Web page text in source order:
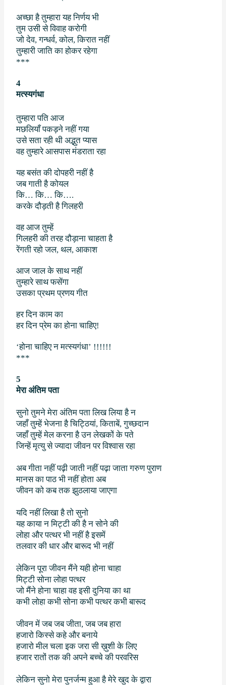
अच्छा है तुम्हारा यह निर्णय भी
तुम उसी से विवाह करोगी
जो देव,गन्धर्व,कोल,किरात नहीं
तुम्हारी जाति का होकर रहेगा
***
4
मत्स्यगंधा
तुम्हारा पति आज
मछलियाँ पकड़ने नहीं गया
उसे सता रही थी अद्भुत प्यास
वह तुम्हारे आसपास मंडराता रहा
यह बसंत की दोपहरी नहीं है
जब गाती है कोयल
कि… कि… कि….
करके दौड़ती है गिलहरी
वह आज तुम्हें
गिलहरी की तरह दौड़ाना चाहता है
रेंगती रहो जल,थल,आकाश
आज जाल के साथ नहीं
तुम्हारे साथ फसेंगा
उसका प्रथम प्रणय गीत
हर दिन काम का
हर दिन प्रेम का होना चाहिए!
‘होना चाहिए न मत्स्यगंधा’ !!!!!!
***
5
मेरा अंतिम पता
सुनो तुमने मेरा अंतिम पता लिख लिया है न
जहाँ तुम्हें भेजना है चिट्ठियां,किताबें,गुच्छदान
जहाँ तुम्हें मेल करना है उन लेखकों के पते
जिन्हें मृत्यु से ज्यादा जीवन पर विश्वास रहा
अब गीता नहीं पढ़ी जाती नहीं पढ़ा जाता गरुण पुराण
मानस का पाठ भी नहीं होता अब
जीवन को कब तक झुठलाया जाएगा
यदि नहीं लिखा है तो सुनो
यह काया न मिट्टी की है न सोने की
लोहा और पत्थर भी नहीं है इसमें
तलवार की धार और बारूद भी नहीं
लेकिन पूरा जीवन मैंने यही होना चाहा
मिट्टी सोना लोहा पत्थर
जो मैंने होना चाहा वह इसी दुनिया का था
कभी लोहा कभी सोना कभी पत्थर कभी बारूद
जीवन में जब जब जीता,जब जब हारा
हजारो किस्से कहे और बनाये
हजारो मील चला इक जरा सी ख़ुशी के लिए
हजार रातों तक की अपने बच्चे की परवरिस
लेकिन सुनो मेरा पुनर्जन्म हुआ है मेरे खुद के द्वारा